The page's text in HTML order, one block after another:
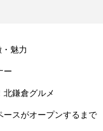
魅力
ー
北鎌倉グルメ
ースがオープンするまで